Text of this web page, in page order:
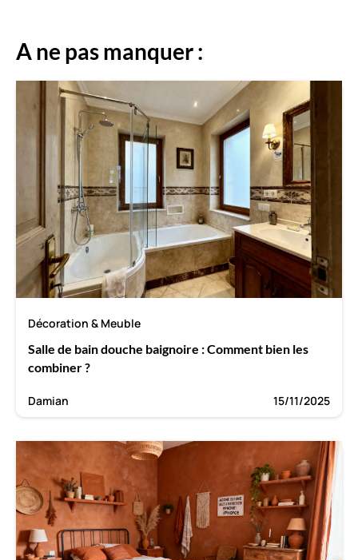
A ne pas manquer :
Décoration & Meuble
Salle de bain douche baignoire : Comment bien les
combiner ?
Damian 15/11/2025